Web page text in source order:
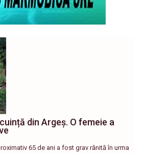
din Argeș. O femeie a
65 de ani a fost grav rănită în urma